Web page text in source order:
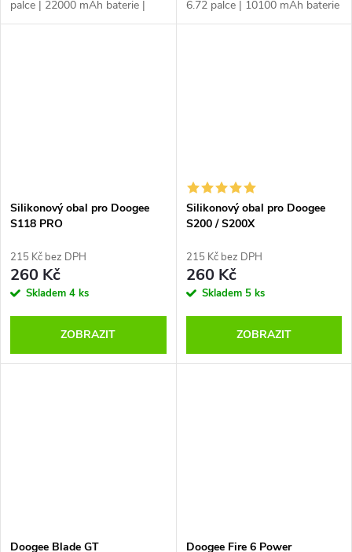
palce | 22000 mAh baterie |
IP68 | čtečka otisku prstů |
6.72 palce | 10100 mAh baterie
| IP68 | IP69 | MIL-STD-810H |
Silikonový obal pro Doogee
S118 PRO
215 Kč bez DPH
260 Kč
Skladem 4 ks
ZOBRAZIT
Silikonový obal pro Doogee
S200 / S200X
215 Kč bez DPH
260 Kč
Skladem 5 ks
ZOBRAZIT
Doogee Blade GT Doogee Fire 6 Power